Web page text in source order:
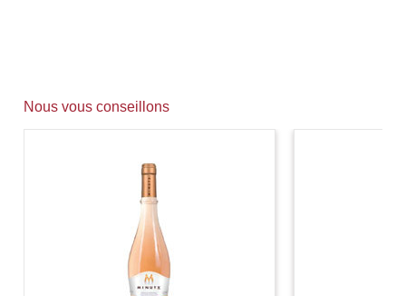
Nous vous conseillons